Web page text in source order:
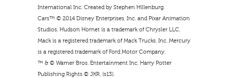
International Inc. Created by Stephen Hillenburg.
Cars™ © 2014 Disney Enterprises, Inc. and Pixar Animation
Studios. Hudson Hornet is a trademark of Chrysler LLC.
Mack is a registered trademark of Mack Trucks, Inc. Mercury
is a registered trademark of Ford Motor Company.
™ & © Warner Bros. Entertainment Inc. Harry Potter
Publishing Rights © JKR. (s13).